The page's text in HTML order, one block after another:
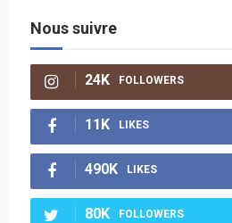
Nous suivre
24K FOLLOWERS
11K LIKES
490K LIKES
80K FOLLOWERS